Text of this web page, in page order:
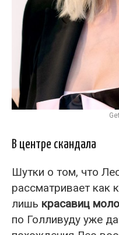
В центре скандала
Шутки о том, что
рассматривает как
лишь красавиц
по Голливуду уже